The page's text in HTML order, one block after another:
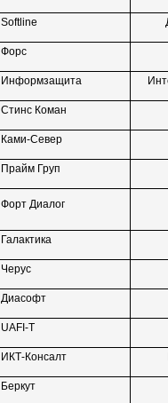
Softline
Форс
Информзащита
Стинс Коман
Ками-Север
Прайм Груп
Форт Диалог
Галактика
Черус
Диасофт
UAFI-T
ИКТ-Консалт
Беркут